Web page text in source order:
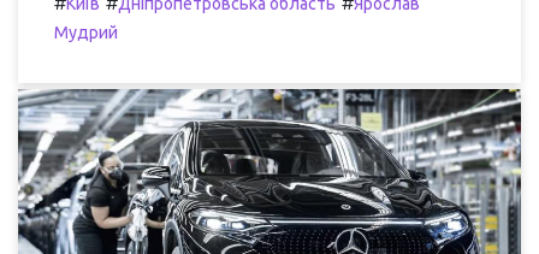
Київ Дніпропетровська область
Ярослав
Мудрий